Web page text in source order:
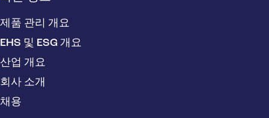
제품 관리 개요
EHS 및 ESG 개요
산업 개요
회사 소개
채용